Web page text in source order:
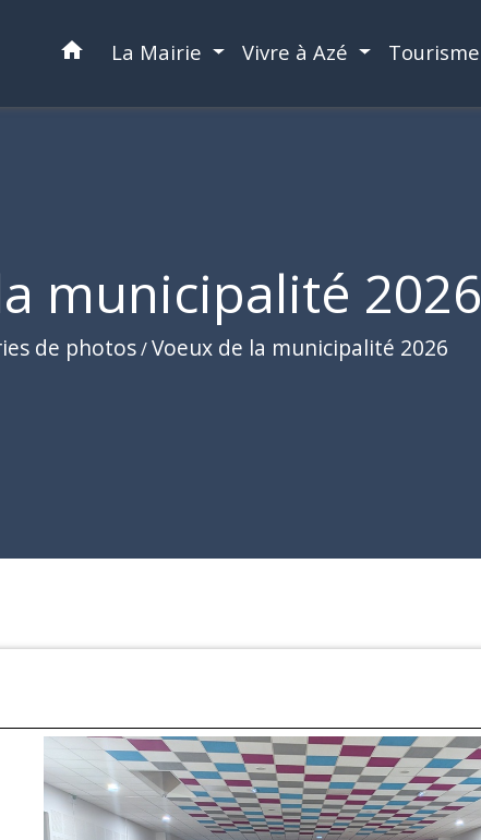
home La Mairie Vivre à Azé Tourisme
municipalité 2026
de photos/Voeux de la municipalité 2026